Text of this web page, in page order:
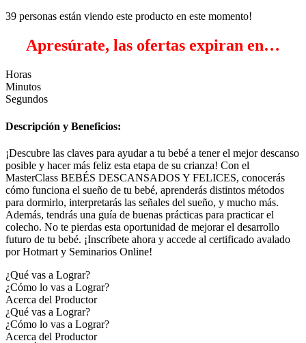
39 personas están viendo este producto en este momento!
Apresúrate, las ofertas expiran en…
Horas
Minutos
Segundos
Descripción y Beneficios:
¡Descubre las claves para ayudar a tu bebé a tener el mejor descanso
posible y hacer más feliz esta etapa de su crianza! Con el
MasterClass BEBÉS DESCANSADOS Y FELICES, conocerás
cómo funciona el sueño de tu bebé, aprenderás distintos métodos
para dormirlo, interpretarás las señales del sueño, y mucho más.
Además, tendrás una guía de buenas prácticas para practicar el
colecho. No te pierdas esta oportunidad de mejorar el desarrollo
futuro de tu bebé. ¡Inscríbete ahora y accede al certificado avalado
por Hotmart y Seminarios Online!
¿Qué vas a Lograr?
¿Cómo lo vas a Lograr?
Acerca del Productor
¿Qué vas a Lograr?
¿Cómo lo vas a Lograr?
Acerca del Productor